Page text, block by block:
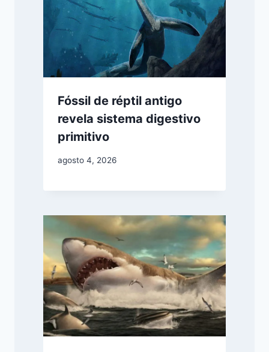
Fóssil de réptil antigo
revela sistema digestivo
primitivo
agosto 4, 2026